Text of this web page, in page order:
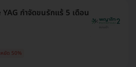
กำจัดขนรักแร้ 5 เดือน
หยัด 50%